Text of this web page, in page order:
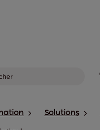
Solutions